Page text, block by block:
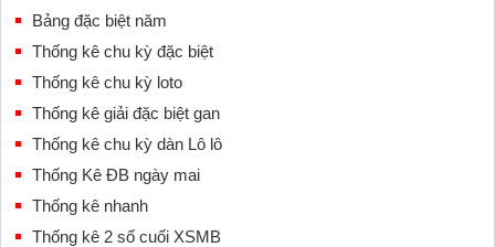
Bảng đặc biệt năm
Thống kê chu kỳ đặc biệt
Thống kê chu kỳ loto
Thống kê giải đặc biệt gan
Thống kê chu kỳ dàn Lô lô
Thống Kê ĐB ngày mai
Thống kê nhanh
Thống kê 2 số cuối XSMB